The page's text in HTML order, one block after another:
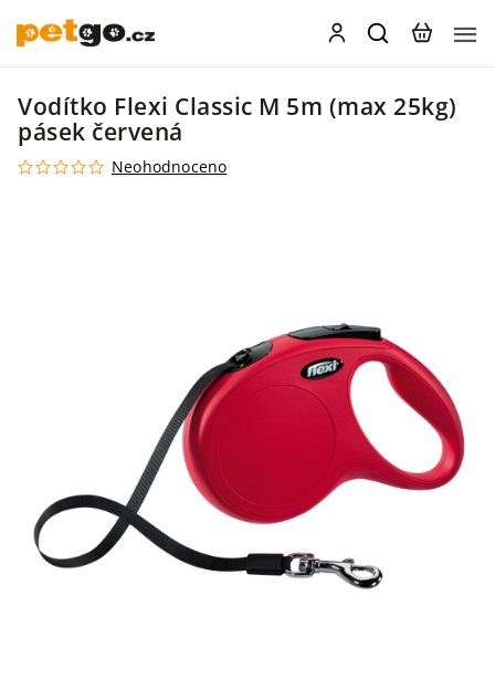
Vodítko Flexi Classic M 5m (max 25kg)
pásek červená
Neohodnoceno